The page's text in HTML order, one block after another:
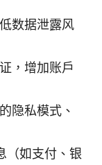
数据泄露风
，增加账户
隐私模式、
（如支付、银